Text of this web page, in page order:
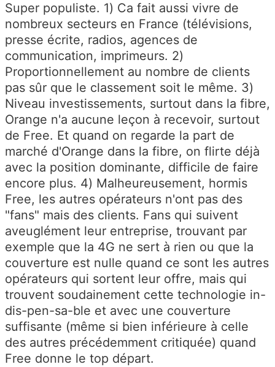
Super populiste. 1) Ca fait aussi vivre de
nombreux secteurs en France (télévisions,
presse écrite, radios, agences de
communication, imprimeurs. 2)
Proportionnellement au nombre de clients
pas sûr que le classement soit le même. 3)
Niveau investissements, surtout dans la fibre,
Orange n'a aucune leçon à recevoir, surtout
de Free. Et quand on regarde la part de
marché d'Orange dans la fibre, on flirte déjà
avec la position dominante, difficile de faire
encore plus. 4) Malheureusement, hormis
Free, les autres opérateurs n'ont pas des
"fans" mais des clients. Fans qui suivent
aveuglément leur entreprise, trouvant par
exemple que la 4G ne sert à rien ou que la
couverture est nulle quand ce sont les autres
opérateurs qui sortent leur offre, mais qui
trouvent soudainement cette technologie in-
dis-pen-sa-ble et avec une couverture
suffisante (même si bien inférieure à celle
des autres précédemment critiquée) quand
Free donne le top départ.